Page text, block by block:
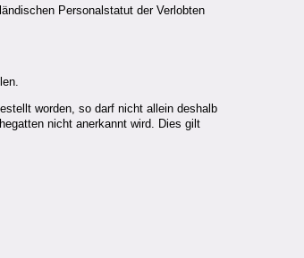
Personalstatut der Verlobten
worden, so darf nicht allein deshalb
nicht anerkannt wird. Dies gilt